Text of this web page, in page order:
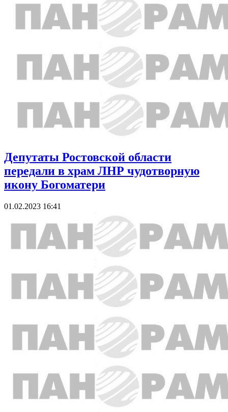
Депутаты Ростовской области
передали в храм ЛНР чудотворную
икону Богоматери
01.02.2023 16:41